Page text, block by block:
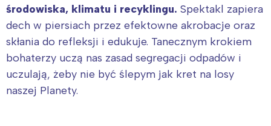
środowiska, klimatu i recyklingu. Spektakl zapiera
dech w piersiach przez efektowne akrobacje oraz
skłania do refleksji i edukuje. Tanecznym krokiem
bohaterzy uczą nas zasad segregacji odpadów i
uczulają, żeby nie być ślepym jak kret na losy
naszej Planety.